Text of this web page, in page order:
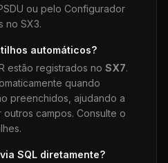
ou pelo Configurador
no SX3.
automáticos?
estão registrados no SX7.
quando
preenchidos, ajudando a
campos. Consulte o
via SQL diretamente?